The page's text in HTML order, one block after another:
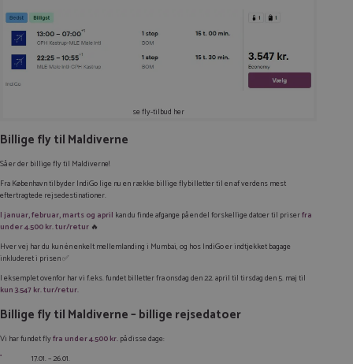
se fly-tilbud her
Billige fly til Maldiverne
Så er der billige fly til Maldiverne!
Fra København tilbyder IndiGo lige nu en række billige flybilletter til en af verdens mest
eftertragtede rejsedestinationer.
I januar, februar, marts og april kan du finde afgange på en del forskellige datoer til priserfra
under 4.500 kr. tur/retur 🔥
Hver vej har du kun én enkelt mellemlanding i Mumbai, og hos IndiGo er indtjekket bagage
inkluderet i prisen ✅
I eksemplet ovenfor har vi f.eks. fundet billetter fra onsdag den 22. april til tirsdag den 5. maj til
kun 3.547 kr. tur/retur.
Billige fly til Maldiverne – billige rejsedatoer
Vi har fundet flyfra under 4.500 kr.på disse dage:
17.01. – 26.01.